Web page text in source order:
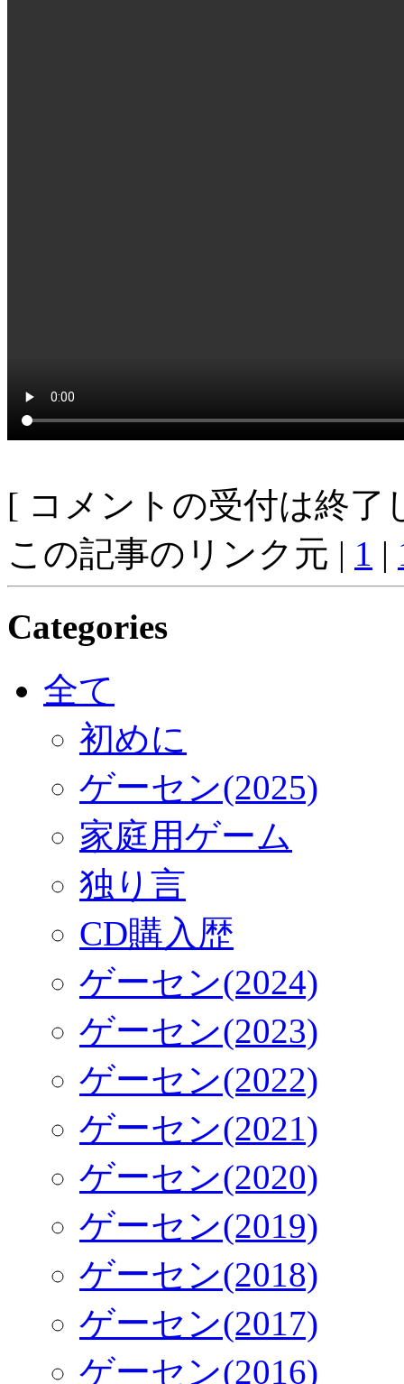
[ コメントの受付は終了
この記事のリンク元 | 1 |
Categories
全て
初めに
ゲーセン(2025)
家庭用ゲーム
独り言
CD購入歴
ゲーセン(2024)
ゲーセン(2023)
ゲーセン(2022)
ゲーセン(2021)
ゲーセン(2020)
ゲーセン(2019)
ゲーセン(2018)
ゲーセン(2017)
ゲーセン(2016)